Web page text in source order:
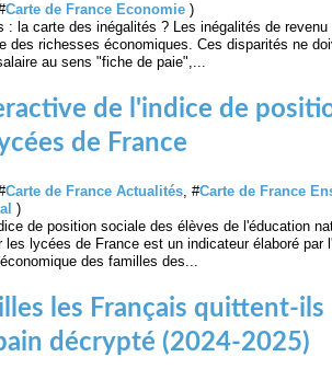
Carte de France Economie )
: la carte des inégalités ? Les inégalités de
des richesses économiques. Ces disparités ne
au sens "fiche de paie",...
de l'indice de
de France
Carte de France Actualités, #Carte de France
)
de position sociale des élèves de l'éducation
les lycées de France est un indicateur élaboré par
des familles des...
les Français quittent-ils
décrypté (2024-2025)